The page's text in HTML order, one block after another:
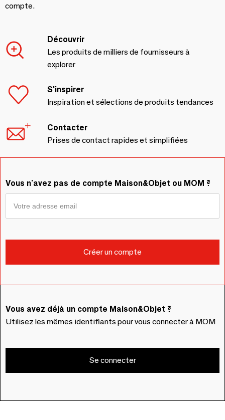
compte.
Découvrir
Les produits de milliers de fournisseurs à
explorer
S'inspirer
Inspiration et sélections de produits tendances
Contacter
Prises de contact rapides et simplifiées
Vous n'avez pas de compte Maison&Objet ou MOM ?
Vous avez déjà un compte Maison&Objet ?
Utilisez les mêmes identifiants pour vous connecter à MOM
Se connecter